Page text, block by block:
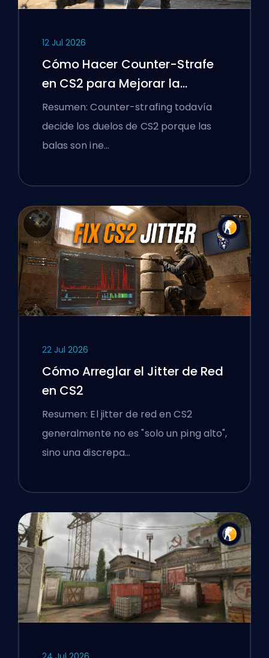
12 Jul 2026
Cómo Hacer Counter-Strafe
en CS2 para Mejorar la
Precisión
Resumen: Counter-strafing todavía
decide los duelos de CS2 porque las
balas son ine…
22 Jul 2026
Cómo Arreglar el Jitter de Red
en CS2
Resumen: El jitter de red en CS2
generalmente no es "solo un ping alto",
sino una discrepa…